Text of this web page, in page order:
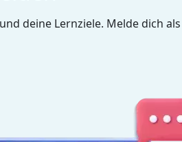
deine Lernziele. Melde dich